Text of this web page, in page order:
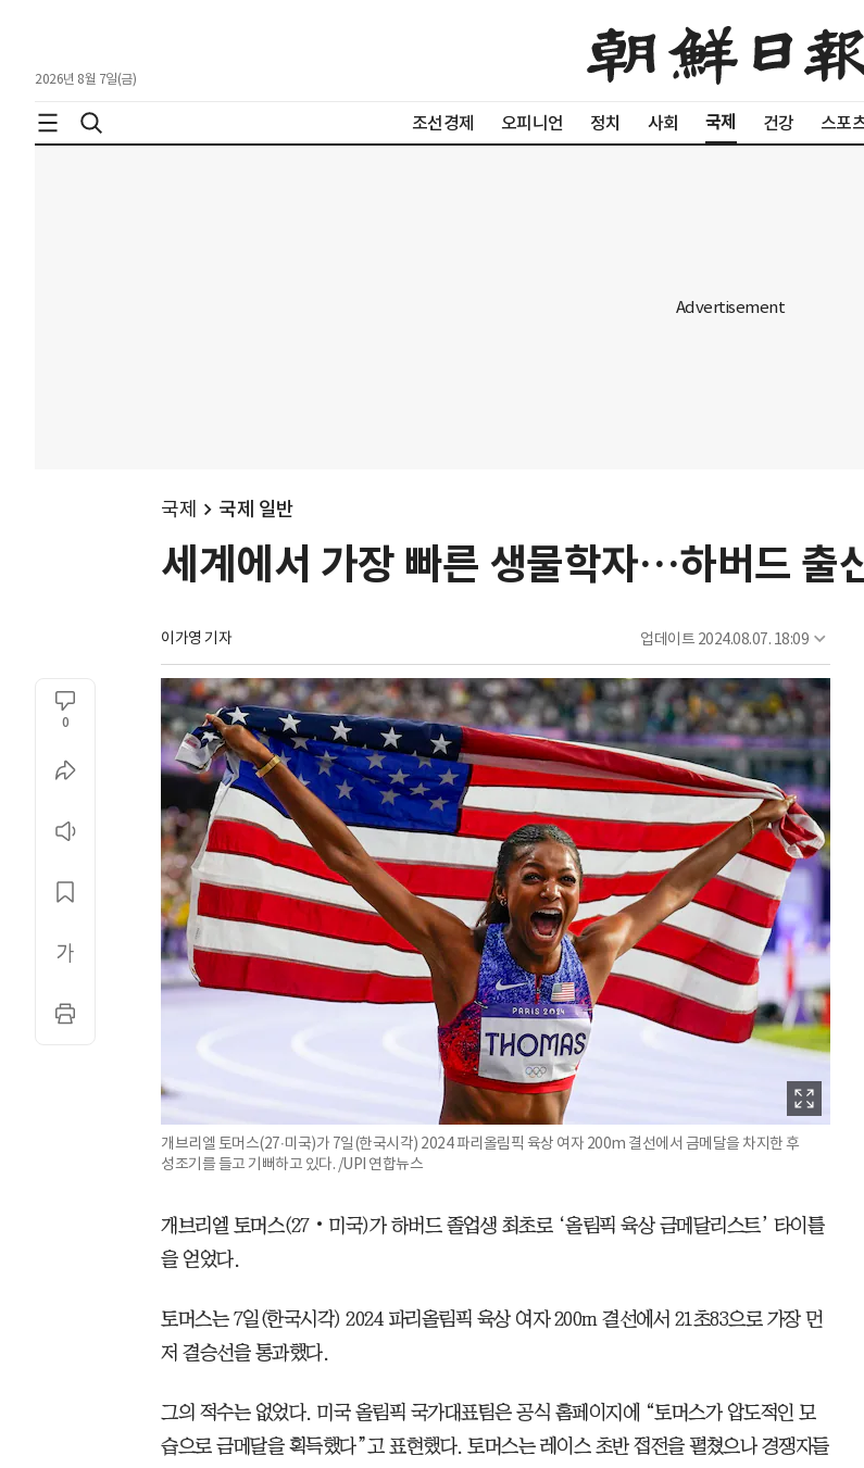
2026년 8월 7일(금)
조선경제 오피니언 정치 사회 국제 건강 스포
국제 국제 일반
세계에서 가장 빠른 생물학자…하버드 출
이가영 기자 업데이트 2024.08.07. 18:09
0
개브리엘 토머스(27‧미국)가 7일(한국시각) 2024 파리올림픽 육상 여자 200m 결선에서 금메달을 차지한 후
성조기를 들고 기뻐하고 있다. /UPI 연합뉴스
개브리엘 토머스(27‧미국)가 하버드 졸업생 최초로 ‘올림픽 육상 금메달리스트’ 타이틀
을 얻었다.
토머스는 7일(한국시각) 2024 파리올림픽 육상 여자 200m 결선에서 21초83으로 가장 먼
저 결승선을 통과했다.
그의 적수는 없었다. 미국 올림픽 국가대표팀은 공식 홈페이지에 “토머스가 압도적인 모
습으로 금메달을 획득했다”고 표현했다. 토머스는 레이스 초반 접전을 펼쳤으나 경쟁자들